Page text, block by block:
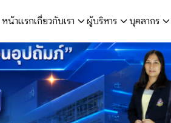
หน้าแรกเกี่ยวกับเรา ผู้บริหาร บุคลากร